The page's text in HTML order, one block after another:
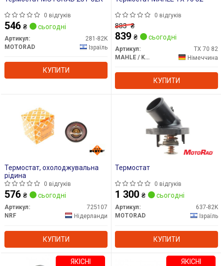
0 відгуків
546 ₴ сьогодні
Артикул:
281-82K
MOTORAD
Ізраїль
КУПИТИ
0 відгуків
883₴
839 ₴ сьогодні
Артикул:
TX 70 82
MAHLE / KNECHT
Німеччина
КУПИТИ
Термостат, охолоджувальна
рідина
0 відгуків
576 ₴ сьогодні
Артикул:
725107
NRF
Нідерланди
КУПИТИ
Термостат
0 відгуків
1 300 ₴ сьогодні
Артикул:
637-82K
MOTORAD
Ізраїль
КУПИТИ
ЯКІСНІ ЯКІСНІ